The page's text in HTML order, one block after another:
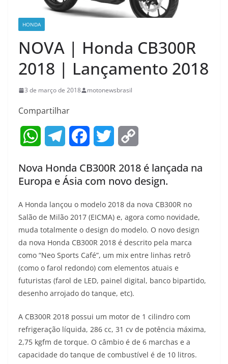
HONDA
NOVA | Honda CB300R
2018 | Lançamento 2018
3 de março de 2018 motonewsbrasil
Compartilhar
W
a
s
p
p
l
g
a
m
c
b
o
o
k
t
e
r
p
L
n
k
Nova Honda CB300R 2018 é lançada na
Europa e Ásia com novo design.
A Honda lançou o modelo 2018 da nova CB300R no
Salão de Milão 2017 (EICMA) e, agora como novidade,
muda totalmente o design do modelo. O novo design
da nova Honda CB300R 2018 é descrito pela marca
como “Neo Sports Café”, um mix entre linhas retrô
(como o farol redondo) com elementos atuais e
futuristas (farol de LED, painel digital, banco bipartido,
desenho arrojado do tanque, etc).
A CB300R 2018 possui um motor de 1 cilindro com
refrigeração líquida, 286 cc, 31 cv de potência máxima,
2,75 kgfm de torque. O câmbio é de 6 marchas e a
capacidade do tanque de combustível é de 10 litros.